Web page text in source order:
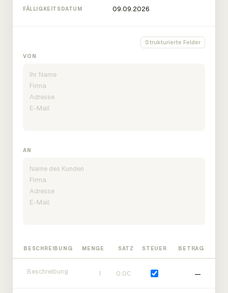
FÄLLIGKEITSDATUM
Strukturierte Felder
VON
AN
BESCHREIBUNG MENGE SATZ STEUER BETRAG
—